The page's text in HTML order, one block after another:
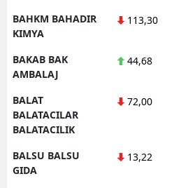
BAHKM BAHADIR
KIMYA
113,30
BAKAB BAK
AMBALAJ
44,68
BALAT
BALATACILAR
BALATACILIK
72,00
BALSU BALSU
GIDA
13,22